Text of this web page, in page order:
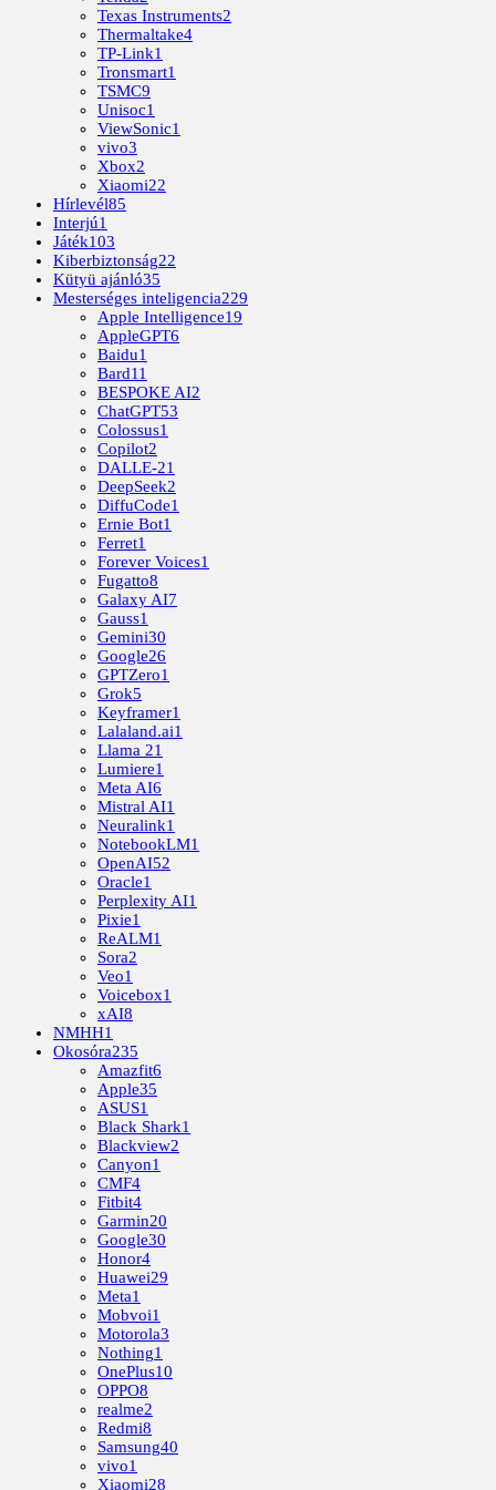
Texas Instruments2
Thermaltake4
TP-Link1
Tronsmart1
TSMC9
Unisoc1
ViewSonic1
vivo3
Xbox2
Xiaomi22
Hírlevél85
Interjú1
Játék103
Kiberbiztonság22
Kütyü ajánló35
Mesterséges inteligencia229
Apple Intelligence19
AppleGPT6
Baidu1
Bard11
BESPOKE AI2
ChatGPT53
Colossus1
Copilot2
DALLE-21
DeepSeek2
DiffuCode1
Ernie Bot1
Ferret1
Forever Voices1
Fugatto8
Galaxy AI7
Gauss1
Gemini30
Google26
GPTZero1
Grok5
Keyframer1
Lalaland.ai1
Llama 21
Lumiere1
Meta AI6
Mistral AI1
Neuralink1
NotebookLM1
OpenAI52
Oracle1
Perplexity AI1
Pixie1
ReALM1
Sora2
Veo1
Voicebox1
xAI8
NMHH1
Okosóra235
Amazfit6
Apple35
ASUS1
Black Shark1
Blackview2
Canyon1
CMF4
Fitbit4
Garmin20
Google30
Honor4
Huawei29
Meta1
Mobvoi1
Motorola3
Nothing1
OnePlus10
OPPO8
realme2
Redmi8
Samsung40
vivo1
Xiaomi28